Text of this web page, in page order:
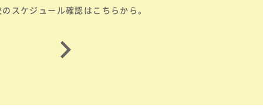
スケジュール確認はこちらから。